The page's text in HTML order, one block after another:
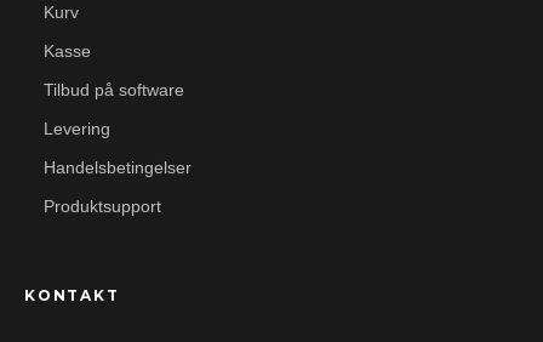
Kurv
Kasse
Tilbud på software
Levering
Handelsbetingelser
Produktsupport
KONTAKT